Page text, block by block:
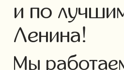
и по
Ленина!
Мы